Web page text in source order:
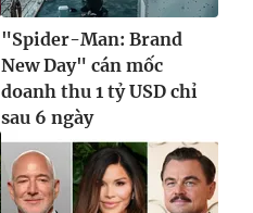
"Spider-Man: Brand
New Day" cán mốc
doanh thu 1 tỷ USD chỉ
sau 6 ngày